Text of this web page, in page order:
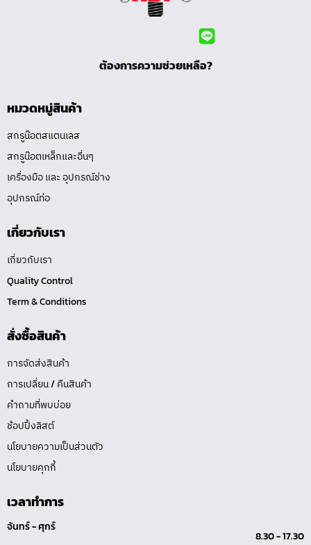
ต้องการความช่วยเหลือ?
หมวดหมู่สินค้า
สกรูน๊อตสแตนเลส
สกรูน๊อตเหล็กและอื่นๆ
เครื่องมือ และ อุปกรณ์ช่าง
อุปกรณ์ท่อ
เกี่ยวกับเรา
เกี่ยวกับเรา
Quality Control
Term & Conditions
สั่งซื้อสินค้า
การจัดส่งสินค้า
การเปลี่ยน / คืนสินค้า
คำถามที่พบบ่อย
ช้อปปิ้งลิสต์
นโยบายความเป็นส่วนตัว
นโยบายคุกกี้
เวลาทำการ
จันทร์ - ศุกร์
8.30 - 17.30